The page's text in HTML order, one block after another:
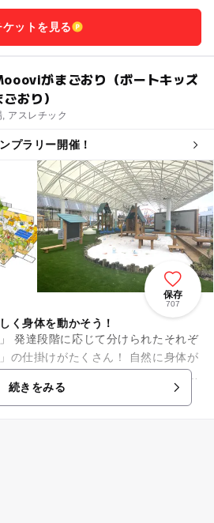
ケットを見る
がまごおり（ボートキッズ
おり）
アスレチック
プラリー開催！
保存
707
く身体を動かそう！
れぞ
の仕掛けがたくさん！ 自然に身体が
ん湧いてくるはず。 身体を動かすこ
続きをみる